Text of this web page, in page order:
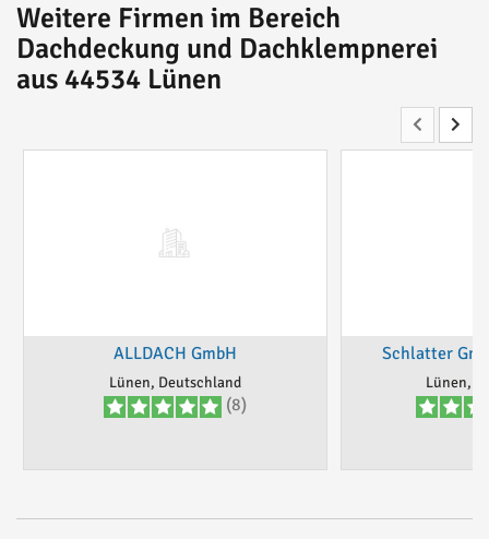
Weitere Firmen im Bereich
Dachdeckung und Dachklempnerei
aus 44534 Lünen
ALLDACH GmbH
Lünen, Deutschland
(8)
Schlatter
Lünen,